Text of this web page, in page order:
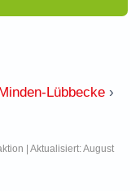
Lübbecke ›
| Aktualisiert: August